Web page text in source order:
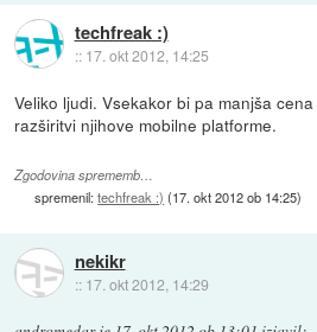
techfreak :)
:: 17. okt 2012, 14:25
Veliko ljudi. Vsekakor bi pa manjša
razširitvi njihove mobilne platforme.
Zgodovina sprememb…
spremenil:techfreak :) (17. okt 2012 ob 14:25)
nekikr
:: 17. okt 2012, 14:29